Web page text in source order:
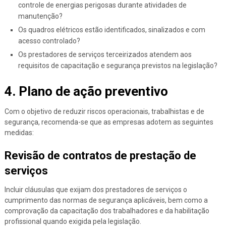
controle de energias perigosas durante atividades de
manutenção?
Os quadros elétricos estão identificados, sinalizados e com
acesso controlado?
Os prestadores de serviços terceirizados atendem aos
requisitos de capacitação e segurança previstos na legislação?
4. Plano de ação preventivo
Com o objetivo de reduzir riscos operacionais, trabalhistas e de
segurança, recomenda-se que as empresas adotem as seguintes
medidas:
Revisão de contratos de prestação de
serviços
Incluir cláusulas que exijam dos prestadores de serviços o
cumprimento das normas de segurança aplicáveis, bem como a
comprovação da capacitação dos trabalhadores e da habilitação
profissional quando exigida pela legislação.